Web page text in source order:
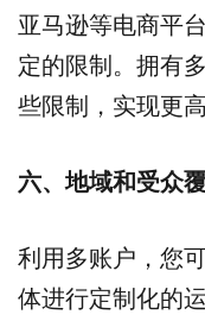
亚马逊等电商平
定的限制。拥有
些限制，实现更
六、地域和受众
利用多账户，您
体进行定制化的